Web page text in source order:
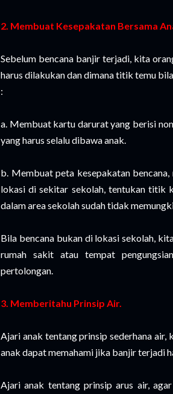
2. Membuat Kesepakatan Bersama
Sebelum bencana banjir terjadi, kita
harus dilakukan dan dimana titik temu
:
a. Membuat kartu darurat yang berisi
yang harus selalu dibawa anak.
b. Membuat peta kesepakatan
lokasi di sekitar sekolah, tentukan titik
dalam area sekolah sudah tidak
Bila bencana bukan di lokasi sekolah,
rumah sakit atau tempat
pertolongan.
3. Memberitahu Prinsip Air.
Ajari anak tentang prinsip sederhana air,
anak dapat memahami jika banjir terjadi
Ajari anak tentang prinsip arus air,